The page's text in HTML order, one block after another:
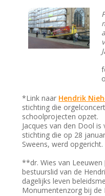
*Link naar Hendrik
stichting die
schoolprojecten opzet.
Jacques van den Dool
stichting die op 28
Sweens, werd opgericht.
**dr. Wies van
bestuurslid van de
dagelijks leven
Monumentenzorg bij de